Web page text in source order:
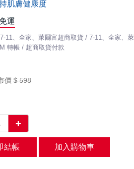
肌膚健康度
運
11、全家、萊爾富超商取貨 / 7-11、全家、
轉帳 / 超商取貨付款
價 $ 598
+
結帳 加入購物車